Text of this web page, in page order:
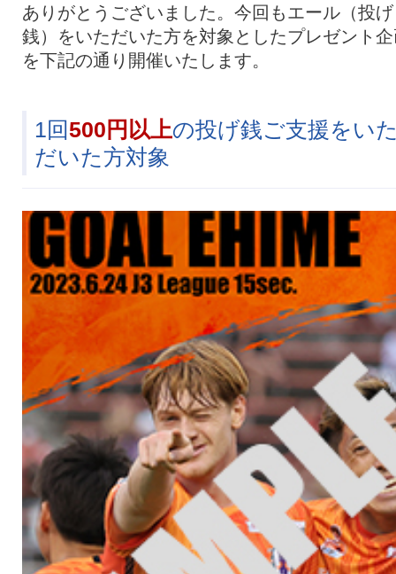
ありがとうございました。今回もエール（投げ
銭）をいただいた方を対象としたプレゼント
を下記の通り開催いたします。
1回500円以上の投げ銭ご支援をい
だいた方対象